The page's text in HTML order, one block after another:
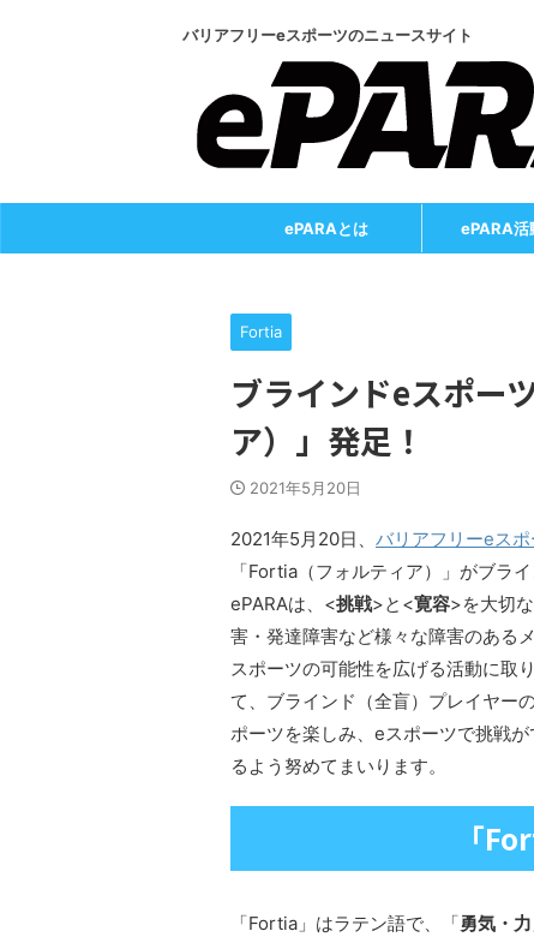
バリアフリーeスポーツのニュースサイト
ePARAとは ePARA活
Fortia
ブラインドeスポー
ア）」発足！
2021年5月20日
2021年5月20日、 バリアフリーeス
「Fortia（フォルティア）」がブラ
ePARAは、<挑戦>と<寛容>を大切
害・発達障害など様々な障害のある
スポーツの可能性を広げる活動に取
て、ブラインド（全盲）プレイヤー
ポーツを楽しみ、eスポーツで挑戦
るよう努めてまいります。
「
「Fortia」はラテン語で、「勇気・力